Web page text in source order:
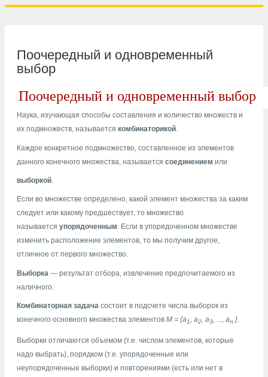
Поочередный и одновременный
выбор
Поочередный и одновременный выбор
Наука, изучающая способы составления и количество множеств и
их подмножеств, называется комбинаторикой.
Каждое конкретное подмножество, составленное из элементов
данного конечного множества, называется соединением или
выборкой.
Если во множестве определено, какой элемент множества за каким
следует или какому предшествует, то множество
называется упорядоченным. Если в упорядоченном множестве
изменить расположение элементов, то мы получим другое,
отличное от первого множество.
Выборка — результат отбора, извлечение предпочитаемого из
наличного.
Комбинаторная задача состоит в подсчете числа выборок из
конечного основного множества элементов M = {a1, а2, а3, ..., аn }.
Выборки отличаются объемом (т.е. числом элементов, которые
надо выбрать), порядком (т.е. упорядоченные или
неупорядоченные выборки) и повторениями (есть или нет в